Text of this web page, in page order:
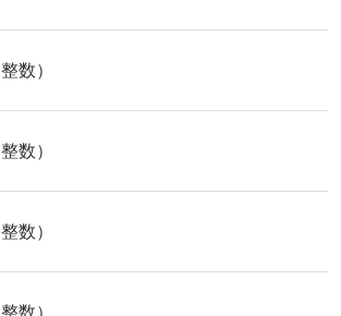
整数）
整数）
整数）
整数）